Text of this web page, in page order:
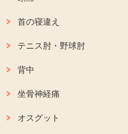
首の寝違え
テニス肘・野球肘
背中
坐骨神経痛
オスグット